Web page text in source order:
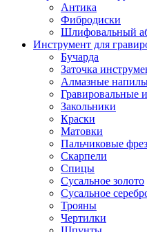
Антика
Фибродиски
Шлифовальный
Инструмент для
Бучарда
Заточка
Алмазные
Гравировальные
Закольники
Краски
Матовки
Пальчиковые
Скарпели
Спицы
Сусальное золото
Сусальное
Трояны
Чертилки